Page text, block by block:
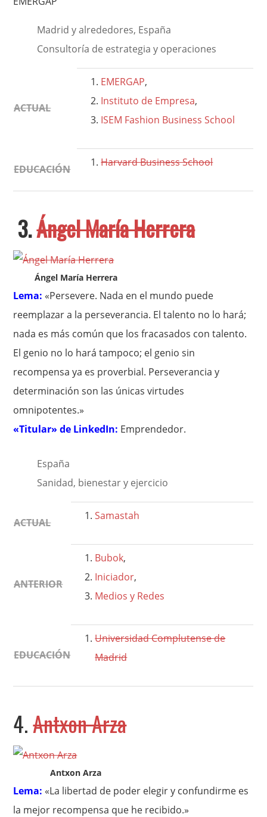
Madrid y alrededores, España
Consultoría de estrategia y operaciones
ACTUAL
EMERGAP,
Instituto de Empresa,
ISEM Fashion Business School
EDUCACIÓN
Harvard Business School
3.Ángel María Herrera
Ángel María Herrera
Lema: «Persevere. Nada en el mundo puede
reemplazar a la perseverancia. El talento no lo hará;
nada es más común que los fracasados con talento.
El genio no lo hará tampoco; el genio sin
recompensa ya es proverbial. Perseverancia y
determinación son las únicas virtudes
omnipotentes.»
«Titular» de LinkedIn: Emprendedor.
España
Sanidad, bienestar y ejercicio
ACTUAL
Samastah
ANTERIOR
Bubok,
Iniciador,
Medios y Redes
EDUCACIÓN
Universidad Complutense de
Madrid
4.Antxon Arza
Antxon Arza
Lema: «La libertad de poder elegir y confundirme es
la mejor recompensa que he recibido.»